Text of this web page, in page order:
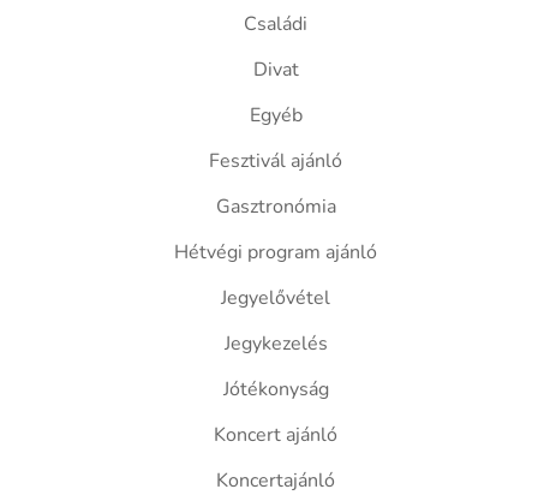
Családi
Divat
Egyéb
Fesztivál ajánló
Gasztronómia
Hétvégi program ajánló
Jegyelővétel
Jegykezelés
Jótékonyság
Koncert ajánló
Koncertajánló